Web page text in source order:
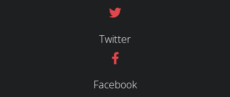
Twitter
Facebook